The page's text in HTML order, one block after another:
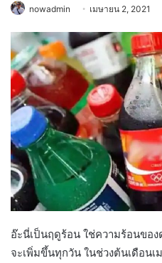
nowadmin เมษายน 2, 2021
อ๊ะนี่เป็นฤดูร้อน ใช่ความร้อนขอ
จะเพิ่มขึ้นทุกวัน ในช่วงต้นเดือนเ